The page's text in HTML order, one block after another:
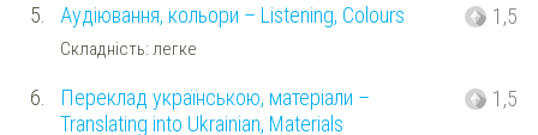
5. Аудіювання, кольори – Listening, Colours
Складність: легке
1,5
6.
Переклад українською, матеріали –
Translating into Ukrainian, Materials
1,5